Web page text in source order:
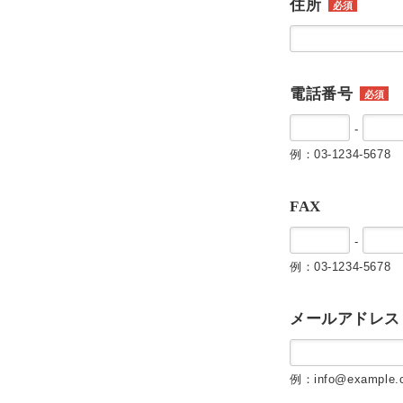
住所 必須
電話番号 必須
-
例：03-1234-5678
FAX
-
例：03-1234-5678
メールアドレス
例：